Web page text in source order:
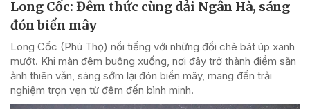
Long Cốc: Đêm thức cùng dải Ngân Hà, sáng
đón biển mây
Long Cốc (Phú Thọ) nổi tiếng với những đồi chè bát úp xanh
mướt. Khi màn đêm buông xuống, nơi đây trở thành điểm săn
ảnh thiên văn, sáng sớm lại đón biển mây, mang đến trải
nghiệm trọn vẹn từ đêm đến bình minh.